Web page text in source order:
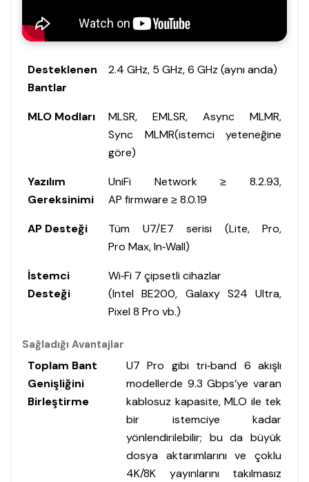
Desteklenen
Bantlar
2.4 GHz, 5 GHz, 6 GHz (aynı anda)
MLO Modları
MLSR, EMLSR, Async MLMR,
Sync MLMR(istemci yeteneğine
göre)
Yazılım
Gereksinimi
UniFi Network ≥ 8.2.93,
AP firmware ≥ 8.0.19
AP Desteği
Tüm U7/E7 serisi (Lite, Pro,
Pro Max, In‑Wall)
İstemci
Desteği
Wi‑Fi 7 çipsetli cihazlar
(Intel BE200, Galaxy S24 Ultra,
Pixel 8 Pro vb.)
Sağladığı Avantajlar
Toplam Bant
Genişliğini
Birleştirme
U7 Pro gibi tri‑band 6 akışlı
modellerde 9.3 Gbps’ye varan
kablosuz kapasite, MLO ile tek
bir istemciye kadar
yönlendirilebilir; bu da büyük
dosya aktarımlarını ve çoklu
4K/8K yayınlarını takılmasız